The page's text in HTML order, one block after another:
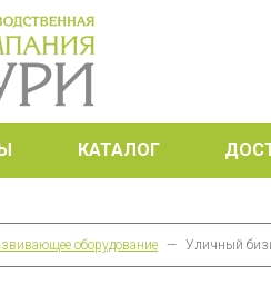
КАТАЛОГ
оборудование — Уличный